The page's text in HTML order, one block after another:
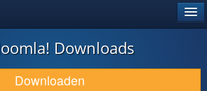
Downloads
Downloaden